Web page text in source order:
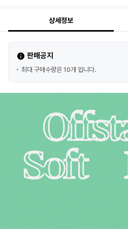
상세정보
판매공지
최대 구매수량은 10개 입니다.